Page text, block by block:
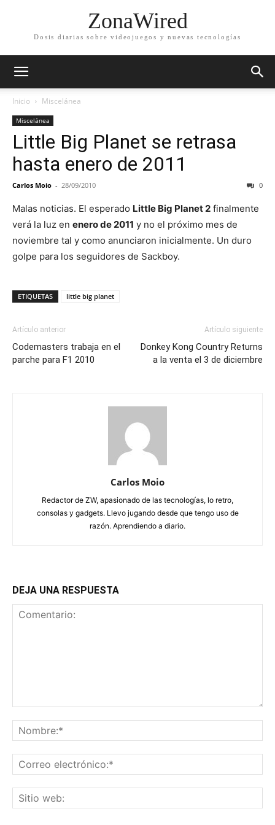
ZonaWired
Dosis diarias sobre videojuegos y nuevas tecnologías
Inicio Miscelánea
Miscelánea
Little Big Planet se retrasa
hasta enero de 2011
Carlos Moio - 28/09/2010 0
Malas noticias. El esperado Little Big Planet 2 finalmente
verá la luz en enero de 2011 y no el próximo mes de
noviembre tal y como anunciaron inicialmente. Un duro
golpe para los seguidores de Sackboy.
ETIQUETAS little big planet
Artículo anterior
Codemasters trabaja en el
parche para F1 2010
Artículo siguiente
Donkey Kong Country Returns
a la venta el 3 de diciembre
Carlos Moio
Redactor de ZW, apasionado de las tecnologías, lo retro,
consolas y gadgets. Llevo jugando desde que tengo uso de
razón. Aprendiendo a diario.
DEJA UNA RESPUESTA